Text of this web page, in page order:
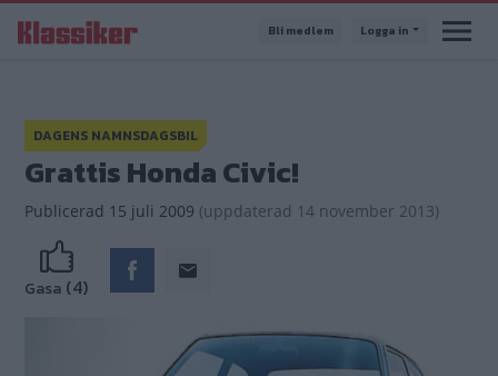
till
Bli medlem Logga in
DAGENS NAMNSDAGSBIL
Grattis Honda Civic!
Publicerad 15 juli 2009 (uppdaterad 14 november 2013)
Gasa (4)